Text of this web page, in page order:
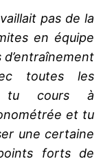
pas de la
en équipe
d’entraînement
toutes les
tu cours à
et tu
une certaine
forts de